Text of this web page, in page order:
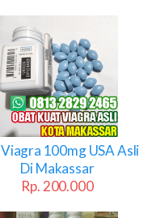
100mg USA Asli
Di Makassar
Rp. 200.000